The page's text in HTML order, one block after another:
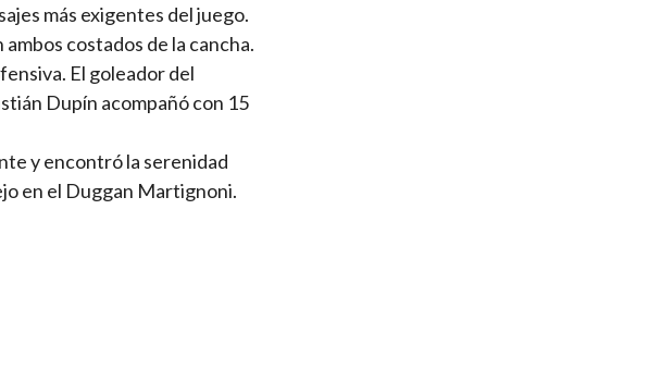
más exigentes del juego.
costados de la cancha.
El goleador del
Dupín acompañó con 15
y encontró la serenidad
en el Duggan Martignoni.